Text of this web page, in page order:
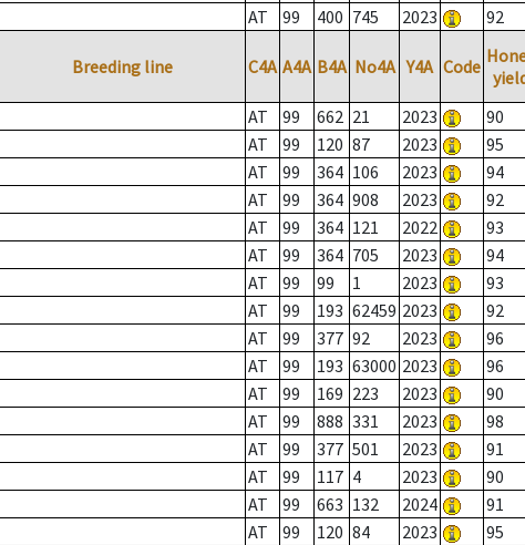
AT 99 400 745 2023 92
Breeding line C4A A4A B4A No4A Y4A Code
AT 99 662 21 2023 90
AT 99 120 87 2023 95
AT 99 364 106 2023 94
AT 99 364 908 2023 92
AT 99 364 121 2022 93
AT 99 364 705 2023 94
AT 99 99 1 2023 93
AT 99 193 62459 2023 92
AT 99 377 92 2023 96
AT 99 193 63000 2023 96
AT 99 169 223 2023 90
AT 99 888 331 2023 98
AT 99 377 501 2023 91
AT 99 117 4 2023 90
AT 99 663 132 2024 91
AT 99 120 84 2023 95